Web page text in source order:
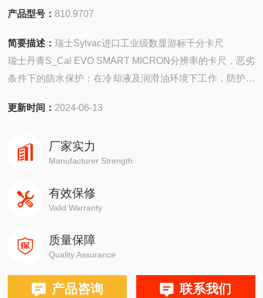
产品型号：810.9707
简要描述：瑞士Sylvac进口工业级数显游标千分卡尺
瑞士丹青S_Cal EVO SMART MICRON分辨率的卡尺，恶劣
条件下的防水保护：在冷却液及润滑油环境下工作，防护等
更新时间： 2024-06-13
厂家实力
Manufacturer Strength
有效保修
Valid Warranty
质量保障
Quality Assurance
产品咨询 联系我们